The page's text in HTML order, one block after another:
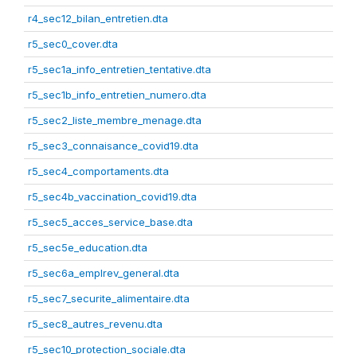
r4_sec12_bilan_entretien.dta
r5_sec0_cover.dta
r5_sec1a_info_entretien_tentative.dta
r5_sec1b_info_entretien_numero.dta
r5_sec2_liste_membre_menage.dta
r5_sec3_connaisance_covid19.dta
r5_sec4_comportaments.dta
r5_sec4b_vaccination_covid19.dta
r5_sec5_acces_service_base.dta
r5_sec5e_education.dta
r5_sec6a_emplrev_general.dta
r5_sec7_securite_alimentaire.dta
r5_sec8_autres_revenu.dta
r5_sec10_protection_sociale.dta